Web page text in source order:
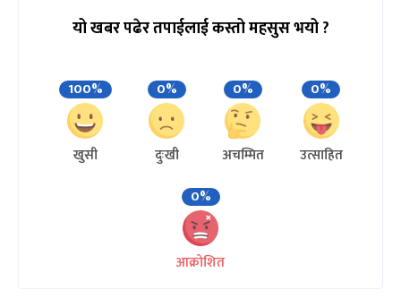
यो खबर पढेर तपाईलाई कस्तो महसुस भयो ?
100%
खुसी
0%
दुःखी
0%
अचम्मित
0%
उत्साहित
0%
आक्रोशित